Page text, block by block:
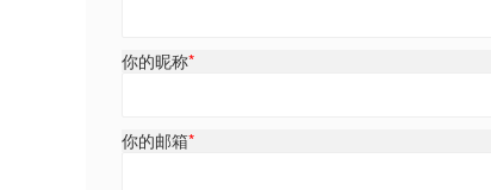
你的昵称*
你的邮箱*